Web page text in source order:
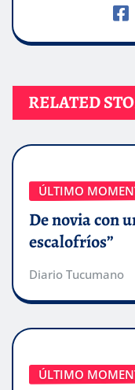
RELATED
ÚLTIMO
De novia con
escalofríos”
Diario Tucumano
ÚLTIMO